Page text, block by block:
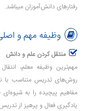
رفتارهای دانش‌آموزان میباشد.
وظیفه مهم و
منتقل کردن علم و دانش
مهم‌ترین وظیفه معلم،
روش‌های تدریس متناسب با
مفاهیم پیچیده را به
یادگیری فعال و پرهیز از